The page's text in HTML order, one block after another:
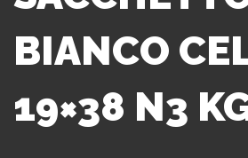
BIANCO
19×38 N3